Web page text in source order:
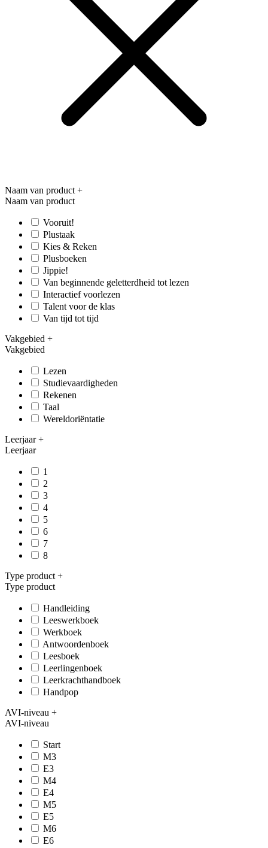
Naam van product +
Naam van product
Vooruit!
Plustaak
Kies & Reken
Plusboeken
Jippie!
Van beginnende geletterdheid tot lezen
Interactief voorlezen
Talent voor de klas
Van tijd tot tijd
Vakgebied +
Vakgebied
Lezen
Studievaardigheden
Rekenen
Taal
Wereldoriëntatie
Leerjaar+
Leerjaar
1
2
3
4
5
6
7
8
Type product +
Type product
Handleiding
Leeswerkboek
Werkboek
Antwoordenboek
Leesboek
Leerlingenboek
Leerkrachthandboek
Handpop
AVI-niveau +
AVI-niveau
Start
M3
E3
M4
E4
M5
E5
M6
E6